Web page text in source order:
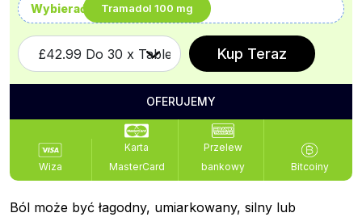
Wybierać Tramadol 100 mg
Kup Teraz
OFERUJEMY
Wiza
Karta
MasterCard
Przelew
bankowy
Bitcoiny
Ból może być łagodny, umiarkowany, silny lub